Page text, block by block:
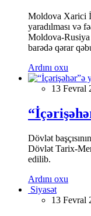
Moldova Xarici
yaradılması və
Moldova-Rusiya
barədə qərar
Ardını oxu
13 Fevral
Dövlət
Dövlət Tarix-
edilib.
Ardını oxu
Siyasət
13 Fevral